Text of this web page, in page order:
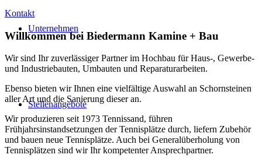
Unternehmen
Stellenangebote
Kontakt
Willkommen bei Biedermann Kamine + Bau
Wir sind Ihr zuverlässiger Partner im Hochbau für Haus-, Gewerbe-
und Industriebauten, Umbauten und Reparaturarbeiten.
Ebenso bieten wir Ihnen eine vielfältige Auswahl an Schornsteinen
aller Art und die Sanierung dieser an.
Wir produzieren seit 1973 Tennissand, führen
Frühjahrsinstandsetzungen der Tennisplätze durch, liefern Zubehör
und bauen neue Tennisplätze. Auch bei Generalüberholung von
Tennisplätzen sind wir Ihr kompetenter Ansprechpartner.